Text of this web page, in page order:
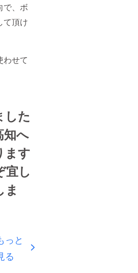
で、ボ
て頂け
わせて
した
知へ
ます
宜し
ま
っと
る